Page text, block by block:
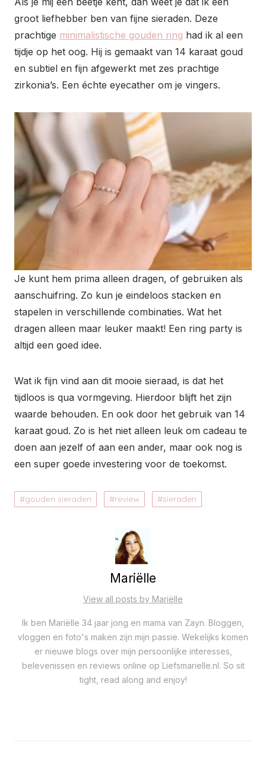
groot liefhebber ben van fijne sieraden. Deze
prachtige minimalistische gouden ring had ik al een
tijdje op het oog. Hij is gemaakt van 14 karaat goud
en subtiel en fijn afgewerkt met zes prachtige
zirkonia’s. Een échte eyecather om je vingers.
Je kunt hem prima alleen dragen, of gebruiken als
aanschuifring. Zo kun je eindeloos stacken en
stapelen in verschillende combinaties. Wat het
dragen alleen maar leuker maakt! Een ring party is
altijd een goed idee.
Wat ik fijn vind aan dit mooie sieraad, is dat het
tijdloos is qua vormgeving. Hierdoor blijft het zijn
waarde behouden. En ook door het gebruik van 14
karaat goud. Zo is het niet alleen leuk om cadeau te
doen aan jezelf of aan een ander, maar ook nog is
een super goede investering voor de toekomst.
gouden sieraden review sieraden
Mariëlle
View all posts by Mariëlle
Ik ben Mariëlle 34 jaar jong en mama van Zayn. Bloggen,
vloggen en foto's maken zijn mijn passie. Wekelijks komen
er nieuwe blogs over mijn persoonlijke interesses,
belevenissen en reviews online op Liefsmarielle.nl. So sit
tight, read along and enjoy!